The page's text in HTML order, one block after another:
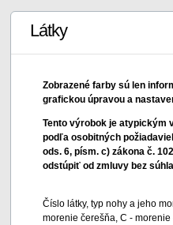
Látky
Zobrazené farby sú len
grafickou úpravou a
Tento výrobok je atypickým
podľa osobitných
ods. 6, písm. c) zákona č.
odstúpiť od zmluvy bez
Číslo látky, typ nohy a jeho
morenie čerešňa, C -